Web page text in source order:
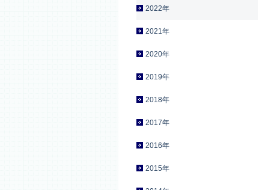
2022年
2021年
2020年
2019年
2018年
2017年
2016年
2015年